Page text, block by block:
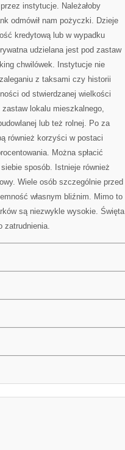
instytucje. Należałoby
odmówił nam pożyczki. Dzieje
kredytową lub w wypadku
udzielana jest pod zastaw
chwilówek. Instytucje nie
z taksami czy historii
od stwierdzanej wielkości
zastaw lokalu mieszkalnego,
lub też rolnej. Po za
również korzyści w postaci
Można spłacić
sposób. Istnieje również
Wiele osób szczególnie przed
własnym bliźnim. Mimo to
są niezwykle wysokie. Święta
zatrudnienia.